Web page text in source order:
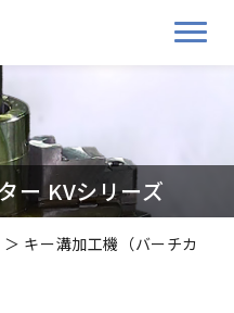
ー KVシリーズ
＞ キー溝加工機（バーチカ